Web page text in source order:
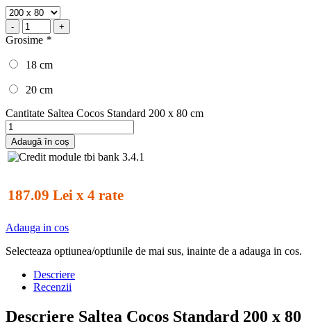
- +
Grosime *
18 cm
20 cm
Cantitate Saltea Cocos Standard 200 x 80 cm
Adaugă în coș
187.09 Lei x 4 rate
Adauga in cos
Selecteaza optiunea/optiunile de mai sus, inainte de a adauga in cos.
Descriere
Recenzii
Descriere Saltea Cocos Standard 200 x 80